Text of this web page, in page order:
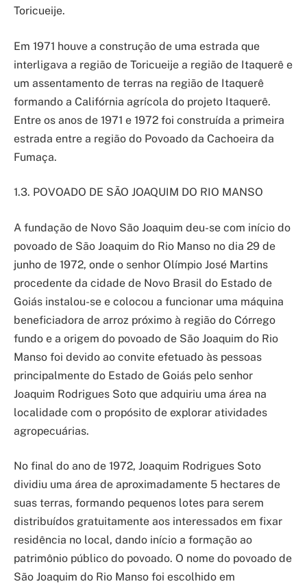
Toricueije.
Em 1971 houve a construção de uma estrada que
interligava a região de Toricueije a região de Itaquerê e
um assentamento de terras na região de Itaquerê
formando a Califórnia agrícola do projeto Itaquerê.
Entre os anos de 1971 e 1972 foi construída a primeira
estrada entre a região do Povoado da Cachoeira da
Fumaça.
1.3. POVOADO DE SÃO JOAQUIM DO RIO MANSO
A fundação de Novo São Joaquim deu-se com início do
povoado de São Joaquim do Rio Manso no dia 29 de
junho de 1972, onde o senhor Olímpio José Martins
procedente da cidade de Novo Brasil do Estado de
Goiás instalou-se e colocou a funcionar uma máquina
beneficiadora de arroz próximo à região do Córrego
fundo e a origem do povoado de São Joaquim do Rio
Manso foi devido ao convite efetuado às pessoas
principalmente do Estado de Goiás pelo senhor
Joaquim Rodrigues Soto que adquiriu uma área na
localidade com o propósito de explorar atividades
agropecuárias.
No final do ano de 1972, Joaquim Rodrigues Soto
dividiu uma área de aproximadamente 5 hectares de
suas terras, formando pequenos lotes para serem
distribuídos gratuitamente aos interessados em fixar
residência no local, dando início a formação ao
patrimônio público do povoado. O nome do povoado de
São Joaquim do Rio Manso foi escolhido em